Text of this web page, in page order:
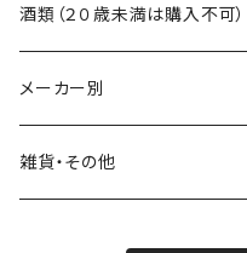
食物繊維
吸い玉用部品
浄水器本体
浄水器交換フィルター
浄水器部品
酒類（２０歳未満は購入不可）
ワイン
日本酒
メーカー別
霧島黒酢
雑貨・その他